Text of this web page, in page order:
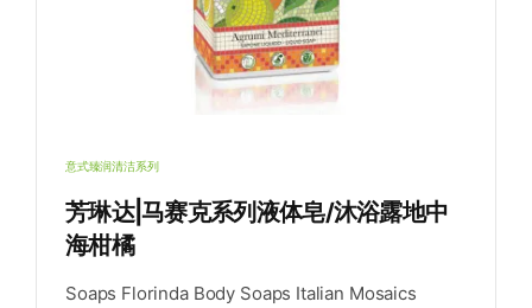
意式臻润清洁系列
芳琳达|马赛克系列液体皂/沐浴露地中
海柑橘
Soaps Florinda Body Soaps Italian Mosaics